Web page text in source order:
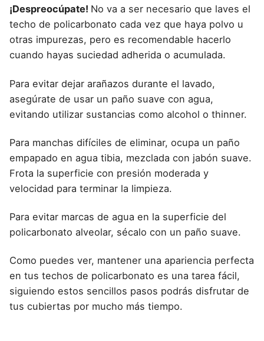
¡Despreocúpate! No va a ser necesario que laves el
techo de policarbonato cada vez que haya polvo u
otras impurezas, pero es recomendable hacerlo
cuando hayas suciedad adherida o acumulada.
Para evitar dejar arañazos durante el lavado,
asegúrate de usar un paño suave con agua,
evitando utilizar sustancias como alcohol o thinner.
Para manchas difíciles de eliminar, ocupa un paño
empapado en agua tibia, mezclada con jabón suave.
Frota la superficie con presión moderada y
velocidad para terminar la limpieza.
Para evitar marcas de agua en la superficie del
policarbonato alveolar, sécalo con un paño suave.
Como puedes ver, mantener una apariencia perfecta
en tus techos de policarbonato es una tarea fácil,
siguiendo estos sencillos pasos podrás disfrutar de
tus cubiertas por mucho más tiempo.